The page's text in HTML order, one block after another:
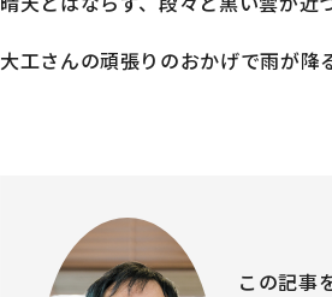
大工さんの頑張りのおかげで雨が降
この記事